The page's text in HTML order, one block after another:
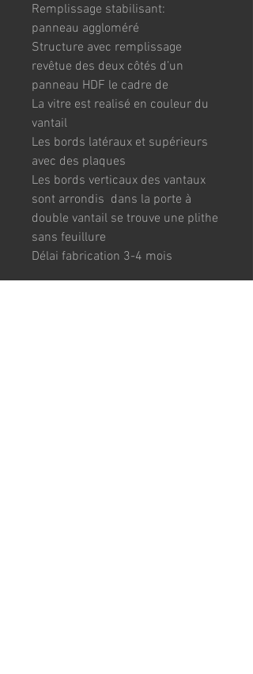
Remplissage stabilisant:
panneau aggloméré
Structure avec remplissage
revêtue des deux côtés d’un
panneau HDF le cadre de
La vitre est realisé en couleur du
vantail
Les bords latéraux et supérieurs
avec des plaques
Les bords verticaux des vantaux
sont arrondis  dans la porte à
double vantail se trouve une plithe
sans feuillure
Délai fabrication 3-4 mois